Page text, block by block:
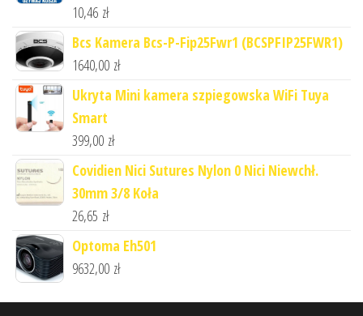
10,46 zł
Bcs Kamera Bcs-P-Fip25Fwr1 (BCSPFIP25FWR1)
1640,00 zł
Ukryta Mini kamera szpiegowska WiFi Tuya
Smart
399,00 zł
Covidien Nici Sutures Nylon 0 Nici Niewchł.
30mm 3/8 Koła
26,65 zł
Optoma Eh501
9632,00 zł